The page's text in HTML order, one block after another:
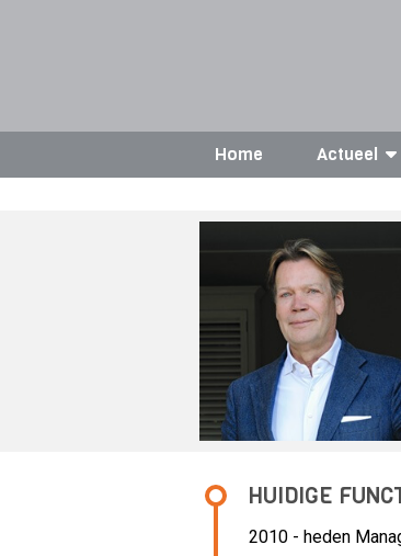
Home Actueel
HUIDIGE
2010 - heden